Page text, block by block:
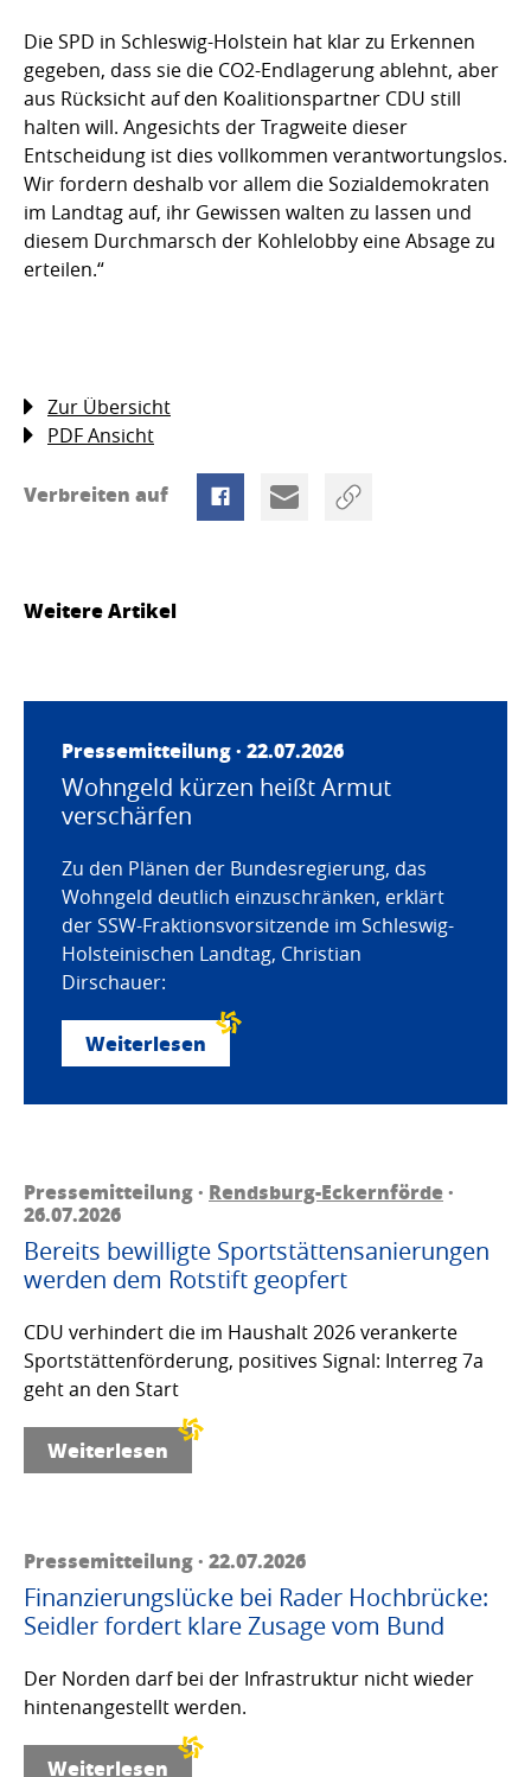
Die SPD in Schleswig-Holstein hat klar zu Erkennen
gegeben, dass sie die CO2-Endlagerung ablehnt, aber
aus Rücksicht auf den Koalitionspartner CDU still
halten will. Angesichts der Tragweite dieser
Entscheidung ist dies vollkommen verantwortungslos.
Wir fordern deshalb vor allem die Sozialdemokraten
im Landtag auf, ihr Gewissen walten zu lassen und
diesem Durchmarsch der Kohlelobby eine Absage zu
erteilen.“
Zur Übersicht
PDF Ansicht
Verbreiten auf
Weitere Artikel
Pressemitteilung · 22.07.2026
Wohngeld kürzen heißt Armut
verschärfen
Zu den Plänen der Bundesregierung, das
Wohngeld deutlich einzuschränken, erklärt
der SSW-Fraktionsvorsitzende im Schleswig-
Holsteinischen Landtag, Christian
Dirschauer:
Weiterlesen
Pressemitteilung · Rendsburg-Eckernförde·
26.07.2026
Bereits bewilligte Sportstättensanierungen
werden dem Rotstift geopfert
CDU verhindert die im Haushalt 2026 verankerte
Sportstättenförderung, positives Signal: Interreg 7a
geht an den Start
Weiterlesen
Pressemitteilung · 22.07.2026
Finanzierungslücke bei Rader Hochbrücke:
Seidler fordert klare Zusage vom Bund
Der Norden darf bei der Infrastruktur nicht wieder
hintenangestellt werden.
Weiterlesen